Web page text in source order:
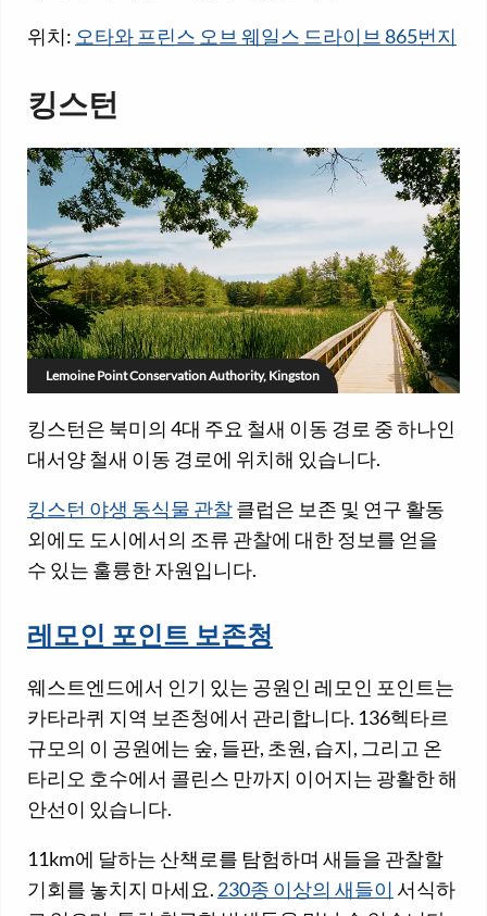
위치: 오타와 프린스 오브 웨일스 드라이브 865번지
킹스턴
Lemoine Point Conservation Authority, Kingston
킹스턴은 북미의 4대 주요 철새 이동 경로 중 하나인
대서양 철새 이동 경로에 위치해 있습니다.
킹스턴 야생 동식물 관찰클럽은 보존 및 연구 활동
외에도 도시에서의 조류 관찰에 대한 정보를 얻을
수 있는 훌륭한 자원입니다.
레모인 포인트 보존청
웨스트엔드에서 인기 있는 공원인 레모인 포인트는
카타라퀴 지역 보존청에서 관리합니다. 136헥타르
규모의 이 공원에는 숲, 들판, 초원, 습지, 그리고 온
타리오 호수에서 콜린스 만까지 이어지는 광활한 해
안선이 있습니다.
11km에 달하는 산책로를 탐험하며 새들을 관찰할
기회를 놓치지 마세요. 230종 이상의 새들이 서식하